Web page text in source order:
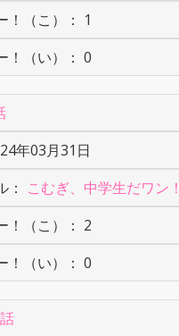
1
0
年03月31日
こむぎ、中学生だワン！
2
0